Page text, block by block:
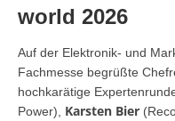
world 2026
Auf der Elektronik- und
Fachmesse begrüßte
hochkarätige
Power), Karsten Bier